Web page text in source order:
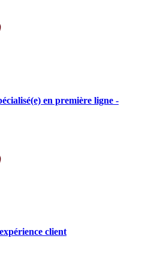
en première ligne -
client